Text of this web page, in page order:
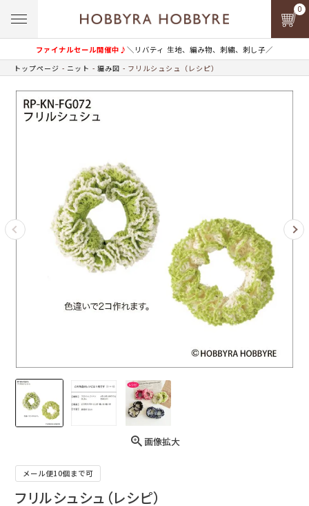
ファイナルセール開催中♪＼リバティ 生地、編み物、刺繍、刺し子／
0
トップページ ニット 編み図 フリルシュシュ（レシピ）
画像拡大
メール便10個まで可
フリルシュシュ（レシピ）